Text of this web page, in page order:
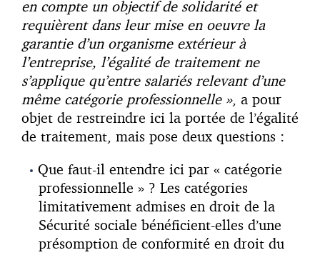
en compte un objectif de solidarité et
requièrent dans leur mise en oeuvre la
garantie d’un organisme extérieur à
l’entreprise, l’égalité de traitement ne
s’applique qu’entre salariés relevant d’une
même catégorie professionnelle », a pour
objet de restreindre ici la portée de l’égalité
de traitement, mais pose deux questions :
Que faut-il entendre ici par « catégorie
professionnelle » ? Les catégories
limitativement admises en droit de la
Sécurité sociale bénéficient-elles d’une
présomption de conformité en droit du